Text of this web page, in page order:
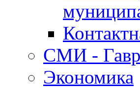
СМИ -
Экономика